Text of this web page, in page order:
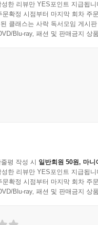
한 리뷰만 YES포인트 지급됩니
문확정 시점부터 마지막 회차 주
클래스는 사락 독서모임 게시
Blu-ray, 패션 및 판매금지 상
평 작성 시 일반회원 50원, 마니
한 리뷰만 YES포인트 지급됩니
문확정 시점부터 마지막 회차 주
Blu-ray, 패션 및 판매금지 상